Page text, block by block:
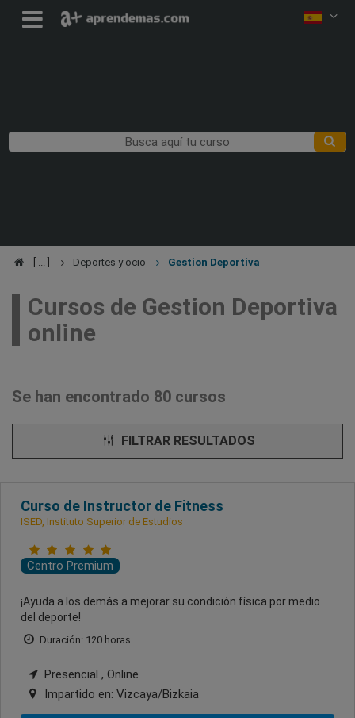
Deportes y ocio Gestion Deportiva
Cursos de Gestion Deportiva
online
Se han encontrado 80 cursos
FILTRAR RESULTADOS
Curso de Instructor de Fitness
ISED, Instituto Superior de Estudios
Centro Premium
¡Ayuda a los demás a mejorar su condición física por medio
del deporte!
Duración: 120 horas
Presencial , Online
Impartido en: Vizcaya/Bizkaia